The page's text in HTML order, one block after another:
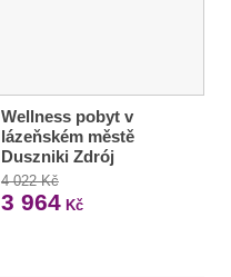
Wellness pobyt v
lázeňském městě
Duszniki Zdrój
4 022 Kč
3 964Kč